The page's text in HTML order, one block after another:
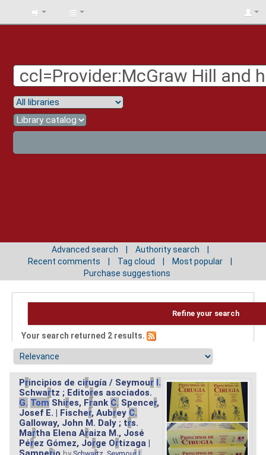
BIBLIOTECA
Advanced search
Authority search
Recent comments
Tag cloud
Most popular
Purchase suggestions
Refine your search
Your search returned 2 results.
Principios de cirugía / Seymour I.
Schwartz ; Editores asociados.
G. Tom Shires, Frank C. Spencer,
Josef E. | Fischer, Aubrey C.
Galloway, John M. Daly ; trs.
Martha Elena Araiza M., José
Pérez Gómez, Jorge Ortizaga |